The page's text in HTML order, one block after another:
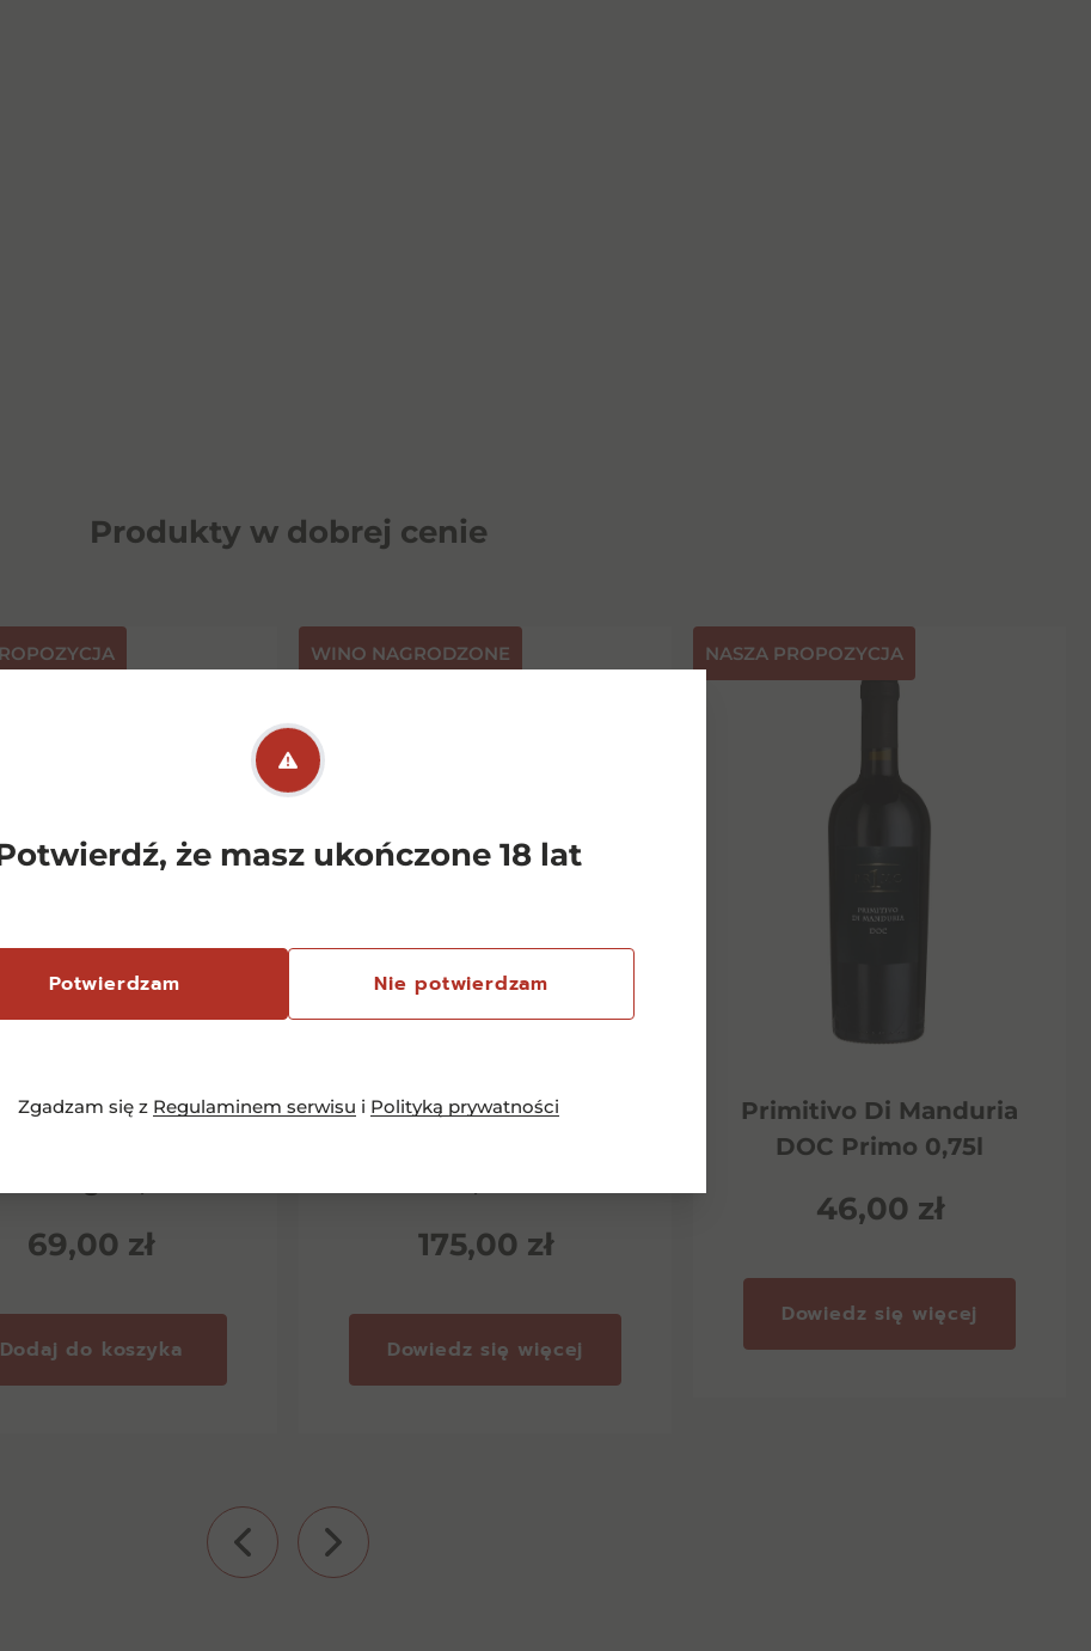
że masz ukończone 18 lat
Potwierdzam Nie potwierdzam
Zgadzam się z Regulaminem serwisu i Polityką prywatności
Produkty w dobrej cenie
Diemersfontein
69,00 zł
Dodaj do koszyka
⁠WINO NAGRODZONE
Chianti Classico Riserva
175,00 zł
Dowiedz się więcej
NASZA PROPOZYCJA
Primitivo Di Manduria
DOC Primo 0,75l
46,00 zł
Dowiedz się więcej